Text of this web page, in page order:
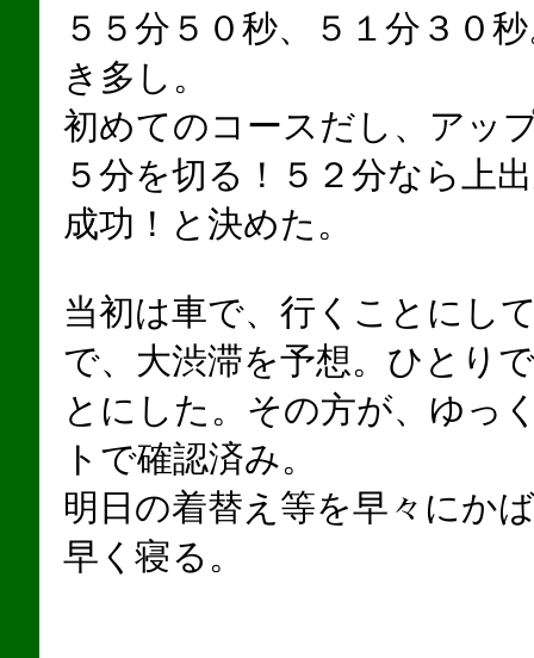
５５分５０秒、５１分３０
き多し。
初めてのコースだし、アッ
５分を切る！５２分なら上
成功！と決めた。
当初は車で、行くことにし
で、大渋滞を予想。ひとり
とにした。その方が、ゆっ
トで確認済み。
明日の着替え等を早々にか
早く寝る。